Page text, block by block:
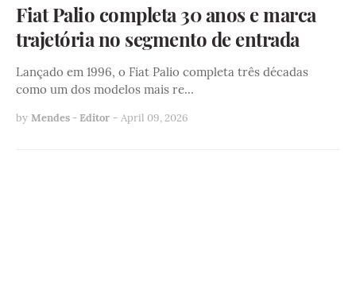
Fiat Palio completa 30 anos e marca
trajetória no segmento de entrada
Lançado em 1996, o Fiat Palio completa três décadas
como um dos modelos mais re…
by Mendes - Editor - April 09, 2026